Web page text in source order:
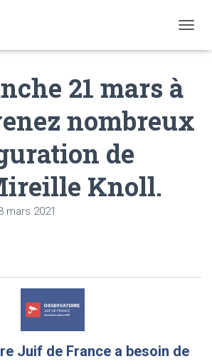
O
N
A
21 mars à
nombreux
de
Knoll.
mars 2021
Juif de France a besoin de